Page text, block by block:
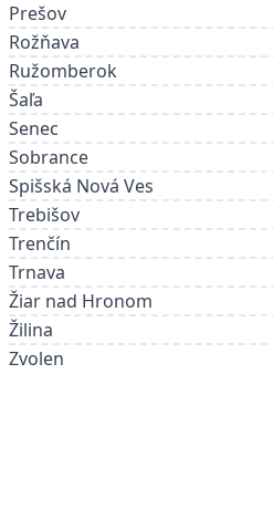
Prešov
Rožňava
Ružomberok
Šaľa
Senec
Sobrance
Spišská Nová Ves
Trebišov
Trenčín
Trnava
Žiar nad Hronom
Žilina
Zvolen